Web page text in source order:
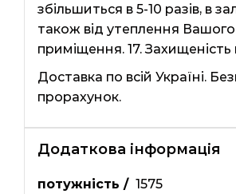
збільшиться в 5-10 разів, в
також від утеплення Вашого
приміщення. 17.
Доставка по всій Україні.
прорахунок.
Додаткова інформація
потужність / 1575